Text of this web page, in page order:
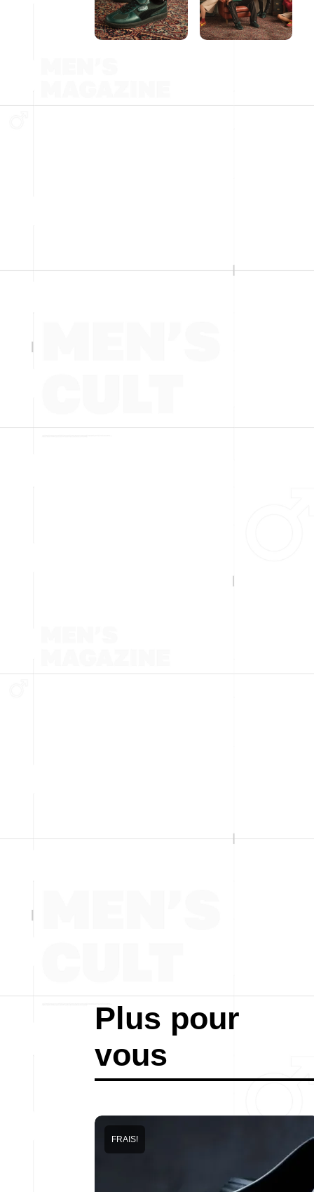
Plus pour
vous
FRAIS!